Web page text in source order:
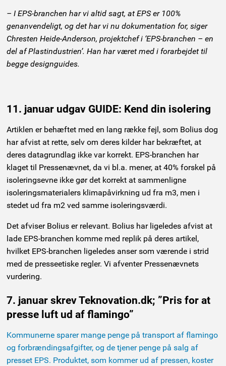
– I EPS-branchen har vi altid sagt, at EPS er 100%
genanvendeligt, og det har vi nu dokumentation for, siger
Chresten Heide-Anderson, projektchef i ‘EPS-branchen – en
del af Plastindustrien’. Han har været med i forarbejdet til
begge designguides.
11. januar udgav GUIDE: Kend din isolering
Artiklen er behæftet med en lang række fejl, som Bolius dog
har afvist at rette, selv om deres kilder har bekræftet, at
deres datagrundlag ikke var korrekt. EPS-branchen har
klaget til Pressenævnet, da vi bl.a. mener, at 40% forskel på
isoleringsevne ikke gør det korrekt at sammenligne
isoleringsmaterialers klimapåvirkning ud fra m3, men i
stedet ud fra m2 ved samme isoleringsværdi.
Det afviser Bolius er relevant. Bolius har ligeledes afvist at
lade EPS-branchen komme med replik på deres artikel,
hvilket EPS-branchen ligeledes anser som værende i strid
med de presseetiske regler. Vi afventer Pressenævnets
vurdering.
7. januar skrev Teknovation.dk; ”Pris for at
presse luft ud af flamingo”
Kommunerne sparer mange penge på transport af flamingo
og forbrændingsafgifter, og de tjener penge på salg af
presset EPS. Produktet, som kommer ud af pressen, koster